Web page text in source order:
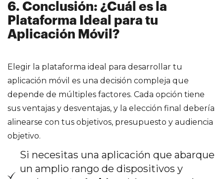
6. Conclusión: ¿Cuál es la
Plataforma Ideal para tu
Aplicación Móvil?
Elegir la plataforma ideal para desarrollar tu
aplicación móvil es una decisión compleja que
depende de múltiples factores. Cada opción tiene
sus ventajas y desventajas, y la elección final debería
alinearse con tus objetivos, presupuesto y audiencia
objetivo.
Si necesitas una aplicación que abarque
un amplio rango de dispositivos y